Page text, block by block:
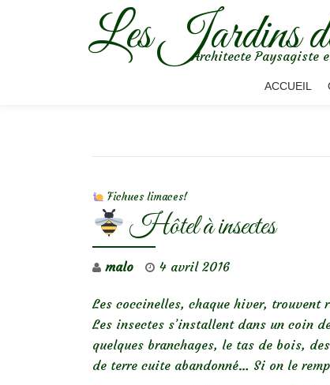
Les Jardins
Architecte Paysagiste
ACCUEIL
Fichues limaces!
Hôtel à insectes
malo 4 avril 2016
Les coccinelles, chaque hiver, trouvent
Les insectes s’installent dans un coin
quelques branchages, le tas de bois,
de terre cuite abandonné… Si on le